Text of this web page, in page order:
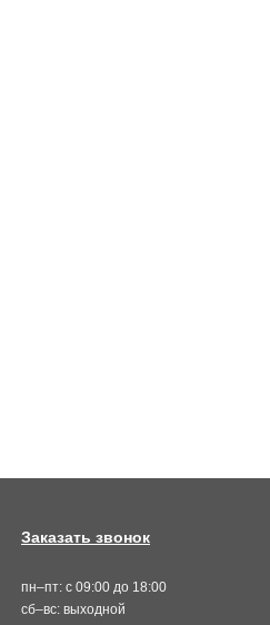
пн–пт: с 09:00 до 18:00
сб–вс: выходной
Заказать звонок